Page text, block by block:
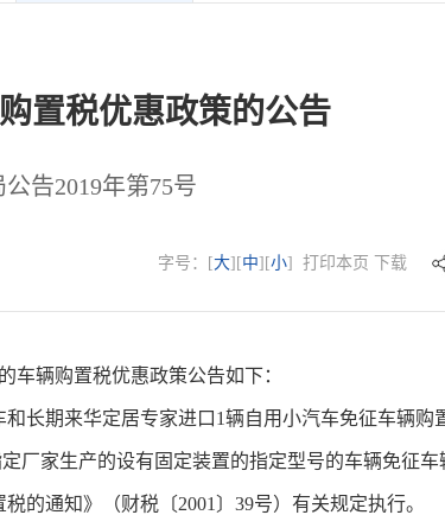
置税优惠政策的公告
告2019年第75号
字号：[大][中][小] 打印本页 下载
辆购置税优惠政策公告如下：
期来华定居专家进口1辆自用小汽车免征车辆购
厂家生产的设有固定装置的指定型号的车辆免征
的通知》（财税〔2001〕39号）有关规定执行。